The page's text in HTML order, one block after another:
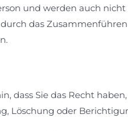
und werden auch
das
dass Sie das Recht
Löschung oder